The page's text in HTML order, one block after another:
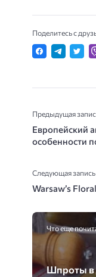
Поделитесь с
Предыдущая
Европейский
особенности
Следующая запись
Warsaw’s
Что еще
Шпроты в